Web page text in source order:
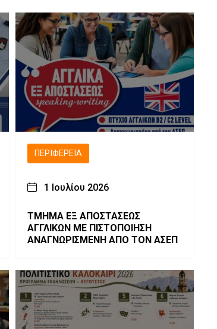
ΠΕΡΙΦΈΡΕΙΑ
1 Ιουλίου 2026
ΤΜΗΜΑ ΕΞ ΑΠΟΣΤΑΣΕΩΣ
ΑΓΓΛΙΚΩΝ ΜΕ ΠΙΣΤΟΠΟΙΗΣΗ
ΑΝΑΓΝΩΡΙΣΜΕΝΗ ΑΠΟ ΤΟΝ ΑΣΕΠ